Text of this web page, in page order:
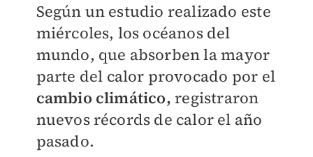
Según un estudio realizado este
miércoles, los océanos del
mundo, que absorben la mayor
parte del calor provocado por el
cambio climático, registraron
nuevos récords de calor el año
pasado.